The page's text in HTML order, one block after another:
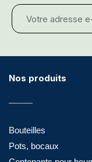
Nos produits
Bouteilles
Pots, bocaux